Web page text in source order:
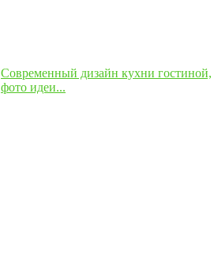
Современный дизайн кухни гостиной,
фото идеи...